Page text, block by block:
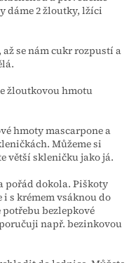
dáme 2 žloutky, lžíci
se nám cukr rozpustí a
žloutkovou hmotu
hmoty mascarpone a
Můžeme si
větší skleničku jako já.
pořád dokola. Piškoty
i s krémem vsáknou do
bezlepkové
např. bezinkovou